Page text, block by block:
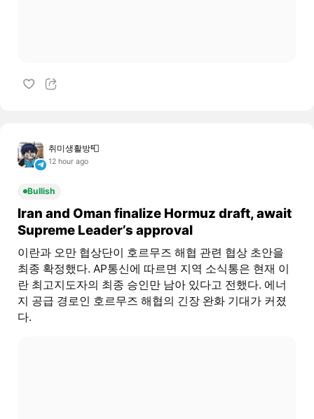
취미생활방📮
12 hour ago
Bullish
Iran and Oman finalize Hormuz draft, await
Supreme Leader’s approval
이란과 오만 협상단이 호르무즈 해협 관련 협상 초안을
최종 확정했다. AP통신에 따르면 지역 소식통은 현재 이
란 최고지도자의 최종 승인만 남아 있다고 전했다. 에너
지 공급 경로인 호르무즈 해협의 긴장 완화 기대가 커졌
다.